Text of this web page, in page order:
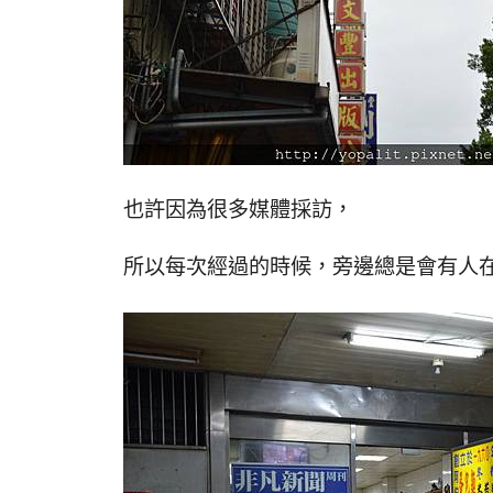
也許因為很多媒體採訪，
所以每次經過的時候，旁邊總是會有人